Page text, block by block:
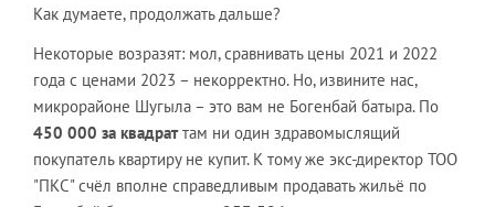
Как думаете, продолжать дальше?
Некоторые возразят: мол, сравнивать цены 2021 и 2022
года с ценами 2023 – некорректно. Но, извините нас,
микрорайоне Шугыла – это вам не Богенбай батыра. По
450 000 за квадраттам ни один здравомыслящий
покупатель квартиру не купит. К тому же экс-директор ТОО
"ПКС" счёл вполне справедливым продавать жильё по